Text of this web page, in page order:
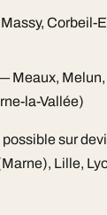
Corbeil-
Meaux,
la-Vallée)
sur
Lille,